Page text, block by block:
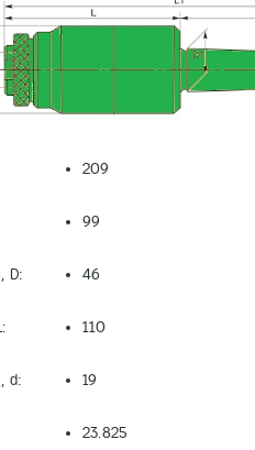
209
99
D: 46
110
d: 19
23.825